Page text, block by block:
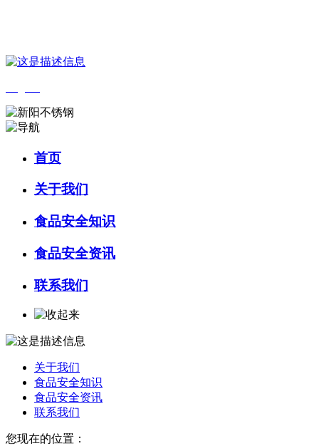
首页
关于我们
食品安全知识
食品安全资讯
联系我们
关于我们
食品安全知识
食品安全资讯
联系我们
您现在的位置：